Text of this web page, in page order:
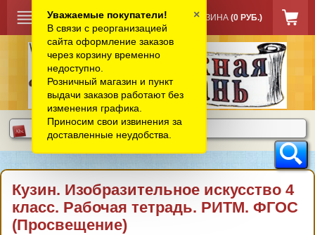
КОРЗИНА (0 РУБ.)
Кузин. Изобразительное искусство 4
класс. Рабочая тетрадь. РИТМ. ФГОС
(Просвещение)
Уважаемые покупатели!
В связи с реорганизацией
сайта оформление заказов
через корзину временно
недоступно.
Розничный магазин и пункт
выдачи заказов работают без
изменения графика.
Приносим свои извинения за
доставленные неудобства.
×